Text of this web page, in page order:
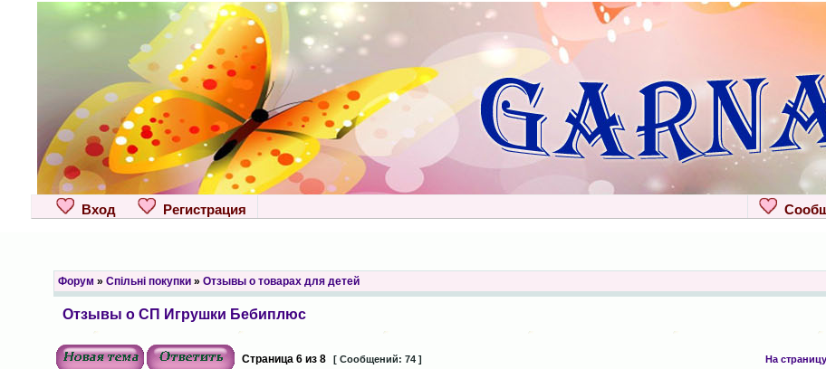
Вход Регистрация
Форум » Спільні покупки» Отзывы о товарах для детей
Отзывы о СП Игрушки Бебиплюс
Страница 6из 8 [ Сообщений: 74 ] На страницу